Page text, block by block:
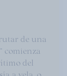
de una
comienza
del